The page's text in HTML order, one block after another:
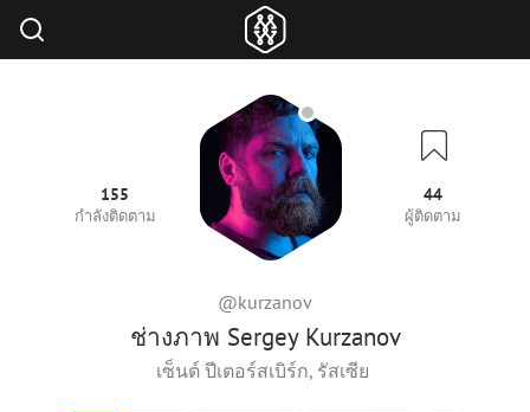
ช่างภาพ Sergey Kurzanov
@kurzanov
155
กำลังติดตาม
44
ผู้ติดตาม
เซ็นต์ ปีเตอร์สเบิร์ก, รัสเซีย